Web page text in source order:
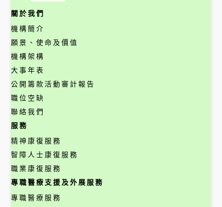
關於我們
機構簡介
願景、使命及價值
機構架構
大事年表
公開籌款活動審計報告
職位空缺
聯絡我們
服務
精神康復服務
智障人士康復服務
職業康復服務
專職醫療支援及外展服務
專職醫療服務